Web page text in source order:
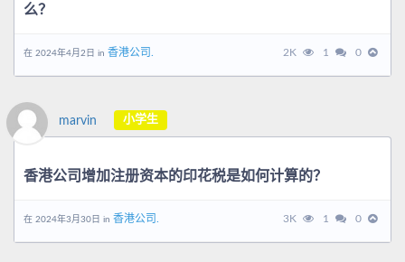
么？
在 2024年4月2日 in 香港公司. 2K 1 0
marvin 小学生
香港公司增加注册资本的印花税是如何计算的？
在 2024年3月30日 in 香港公司. 3K 1 0